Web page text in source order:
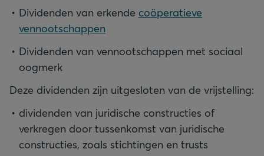
Dividenden van erkende coöperatieve
vennootschappen
Dividenden van vennootschappen met sociaal
oogmerk
Deze dividenden zijn uitgesloten van de vrijstelling:
dividenden van juridische constructies of
verkregen door tussenkomst van juridische
constructies, zoals stichtingen en trusts